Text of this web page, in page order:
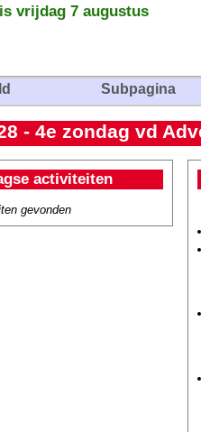
vrijdag 7 augustus
Subpagina
- 4e zondag vd
activiteiten
gevonden